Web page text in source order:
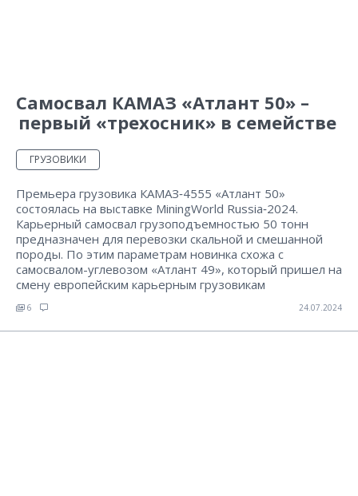
Самосвал КАМАЗ «Атлант 50» –
первый «трехосник» в семействе
ГРУЗОВИКИ
Премьера грузовика КАМАЗ‑4555 «Атлант 50»
состоялась на выставке MiningWorld Russia‑2024.
Карьерный самосвал грузоподъемностью 50 тонн
предназначен для перевозки скальной и смешанной
породы. По этим параметрам новинка схожа с
самосвалом-углевозом «Атлант 49», который пришел на
смену европейским карьерным грузовикам
6 24.07.2024